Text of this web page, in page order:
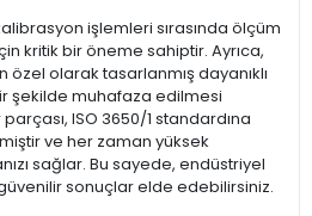
işlemleri sırasında ölçüm
kritik bir öneme sahiptir. Ayrıca,
özel olarak tasarlanmış dayanıklı
şekilde muhafaza edilmesi
ISO 3650/1 standardına
ve her zaman yüksek
sağlar. Bu sayede, endüstriyel
sonuçlar elde edebilirsiniz.